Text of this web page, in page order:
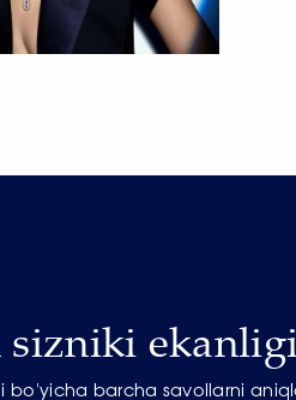
sizniki
bo'yicha barcha savollarni